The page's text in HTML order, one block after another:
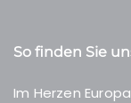
So finden Sie
Im Herzen